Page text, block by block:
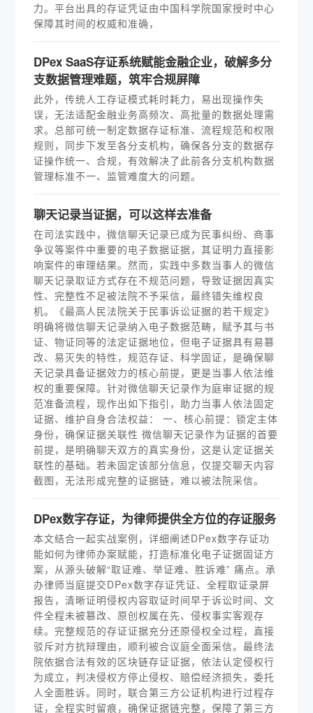
力。平台出具的存证凭证由中国科学院国家授时中心
保障其时间的权威和准确，
DPex SaaS存证系统赋能金融企业，破解多分
支数据管理难题，筑牢合规屏障
此外，传统人工存证模式耗时耗力，易出现操作失
误，无法适配金融业务高频次、高批量的数据处理需
求。总部可统一制定数据存证标准、流程规范和权限
规则，同步下发至各分支机构，确保各分支的数据存
证操作统一、合规，有效解决了此前各分支机构数据
管理标准不一、监管难度大的问题。
聊天记录当证据，可以这样去准备
在司法实践中，微信聊天记录已成为民事纠纷、商事
争议等案件中重要的电子数据证据，其证明力直接影
响案件的审理结果。然而，实践中多数当事人的微信
聊天记录取证方式存在不规范问题，导致证据因真实
性、完整性不足被法院不予采信，最终错失维权良
机。《最高人民法院关于民事诉讼证据的若干规定》
明确将微信聊天记录纳入电子数据范畴，赋予其与书
证、物证同等的法定证据地位，但电子证据具有易篡
改、易灭失的特性，规范存证、科学固证，是确保聊
天记录具备证据效力的核心前提，更是当事人依法维
权的重要保障。针对微信聊天记录作为庭审证据的规
范准备流程，现作出如下指引，助力当事人依法固定
证据、维护自身合法权益： 一、核心前提：锁定主体
身份，确保证据关联性 微信聊天记录作为证据的首要
前提，是明确聊天双方的真实身份，这是认定证据关
联性的基础。若未固定该部分信息，仅提交聊天内容
截图，无法形成完整的证据链，难以被法院采信。
DPex数字存证，为律师提供全方位的存证服务
本文结合一起实战案例，详细阐述DPex数字存证功
能如何为律师办案赋能，打造标准化电子证据固证方
案，从源头破解“取证难、举证难、胜诉难” 痛点。承
办律师当庭提交DPex数字存证凭证、全程取证录屏
报告，清晰证明侵权内容取证时间早于诉讼时间、文
件全程未被篡改、原创权属在先、侵权事实客观存
续。完整规范的存证证据充分还原侵权全过程，直接
驳斥对方抗辩理由，顺利被合议庭全面采信。最终法
院依据合法有效的区块链存证证据，依法认定侵权行
为成立，判决侵权方停止侵权、赔偿经济损失，委托
人全面胜诉。同时，联合第三方公证机构进行过程存
证，全程实时留痕，确保证据链完整，保障了第三方